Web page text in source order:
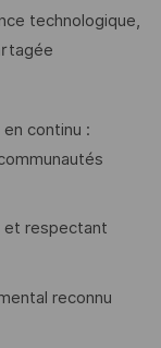
technologique,
continu :
et respectant
reconnu